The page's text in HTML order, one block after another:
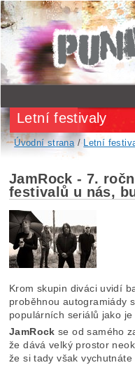
Letní festivaly
Úvodní strana/ Letní
JamRock - 7.
festivalů u nás,
Krom skupin diváci uvidí
proběhnou autogramiády
populárních seriálů jako
JamRock se od samého
že dává velký prostor
že si tady však